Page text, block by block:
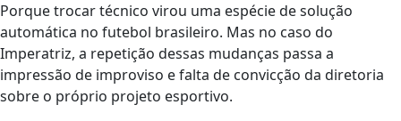
Porque trocar técnico virou uma espécie de solução
automática no futebol brasileiro. Mas no caso do
Imperatriz, a repetição dessas mudanças passa a
impressão de improviso e falta de convicção da diretoria
sobre o próprio projeto esportivo.